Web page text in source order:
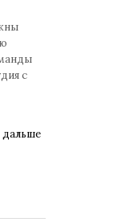
с
дальше